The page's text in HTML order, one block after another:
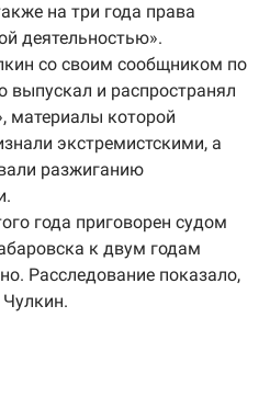
на три года права
деятельностью».
со своим сообщником по
и распространял
материалы которой
экстремистскими, а
разжиганию
года приговорен судом
к двум годам
Расследование показало,